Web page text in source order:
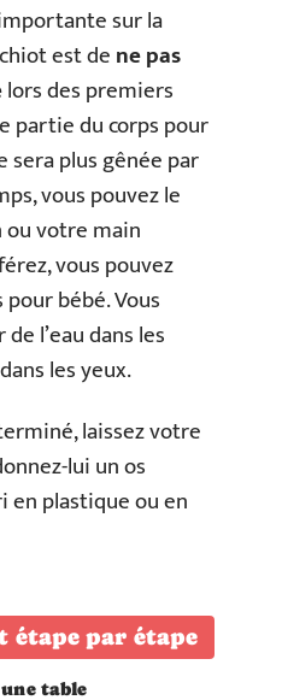
sur la
est dene pas
lors des premiers
partie du corps pour
sera plus gênée par
vous pouvez le
ou votre main
vous pouvez
bébé. Vous
l’eau dans les
les yeux.
laissez votre
lui un os
en plastique ou en
étape par étape
table